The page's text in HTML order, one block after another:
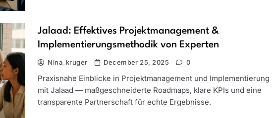
Jalaad: Effektives Projektmanagement &
Implementierungsmethodik von Experten
Nina_kruger December 25, 2025 0
Praxisnahe Einblicke in Projektmanagement und Implementierung
mit Jalaad — maßgeschneiderte Roadmaps, klare KPIs und eine
transparente Partnerschaft für echte Ergebnisse.